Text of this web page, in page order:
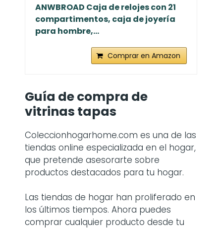
ANWBROAD Caja de relojes con 21
compartimentos, caja de joyería
para hombre,...
Comprar en Amazon
Guía de compra de
vitrinas tapas
Coleccionhogarhome.com es una de las
tiendas online especializada en el hogar,
que pretende asesorarte sobre
productos destacados para tu hogar.
Las tiendas de hogar han proliferado en
los últimos tiempos. Ahora puedes
comprar cualquier producto desde tu